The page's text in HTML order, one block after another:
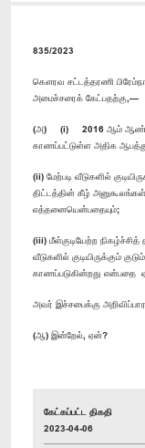
835/2023
கௌரவ சட்டத்தரணி
அமைச்சரைக் கேட்பதற்கு,—
(அ) (i) 2016 ஆம் ஆண்டு
காணப்பட்டுள்ள அதிக
(ii) மேற்படி வீடுகளில்
திட்டத்தின் கீழ்
எத்தனையென்பதையும்;
(iii) மீள்குடியேற்ற
வீடுகளில் குடியிருக்கும்
காணப்படுகின்றது என்பதை
அவர் இச்சபைக்கு
(ஆ) இன்றேல், ஏன்?
கேட்கப்பட்ட திகதி
2023-04-06